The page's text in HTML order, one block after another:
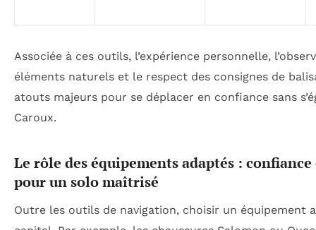
Associée à ces outils, l’expérience personnelle,
éléments naturels et le respect des consignes de
atouts majeurs pour se déplacer en confiance sans
Caroux.
Le rôle des équipements adaptés :
pour un solo maîtrisé
Outre les outils de navigation, choisir un équipement